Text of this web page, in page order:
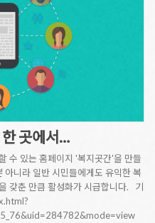
한 곳에서…
수 있는 홈페이지 '복지곳간'을 만들
아니라 일반 시민들에게도 유익한 복
갖춘 만큼 활성화가 시급합니다. 기